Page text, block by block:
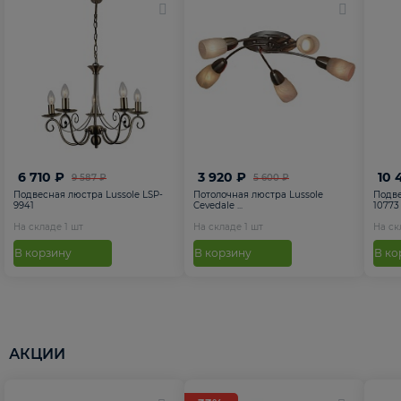
9 587 ₽
6 710 ₽
Подвесная люстра Lussole LSP-
9941
На складе 1 шт
В корзину
5 600 ₽
3 920 ₽
Потолочная люстра Lussole
Cevedale ...
На складе 1 шт
В корзину
10
10773
На
В
АКЦИИ